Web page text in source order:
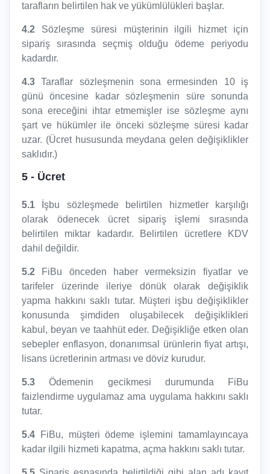
tarafların belirtilen hak ve yükümlülükleri başlar.
4.2 Sözleşme süresi müşterinin ilgili hizmet için
sipariş sırasında seçmiş olduğu ödeme periyodu
kadardır.
4.3 Taraflar sözleşmenin sona ermesinden 10 iş
günü öncesine kadar sözleşmenin süre sonunda
sona ereceğini ihtar etmemişler ise sözleşme aynı
şart ve hükümler ile önceki sözleşme süresi kadar
uzar. (Ücret hususunda meydana gelen değişiklikler
saklıdır.)
5 - Ücret
5.1 İşbu sözleşmede belirtilen hizmetler karşılığı
olarak ödenecek ücret sipariş işlemi sırasında
belirtilen miktar kadardır. Belirtilen ücretlere KDV
dahil değildir.
5.2 FiBu önceden haber vermeksizin fiyatlar ve
tarifeler üzerinde ileriye dönük olarak değişiklik
yapma hakkını saklı tutar. Müşteri işbu değişiklikler
konusunda şimdiden oluşabilecek değişiklikleri
kabul, beyan ve taahhüt eder. Değişikliğe etken olan
sebepler enflasyon, donanımsal ürünlerin fiyat artışı,
lisans ücretlerinin artması ve döviz kurudur.
5.3 Ödemenin gecikmesi durumunda FiBu
faizlendirme uygulamaz ama uygulama hakkını saklı
tutar.
5.4 FiBu, müşteri ödeme işlemini tamamlayıncaya
kadar ilgili hizmeti kapatma, açma hakkını saklı tutar.